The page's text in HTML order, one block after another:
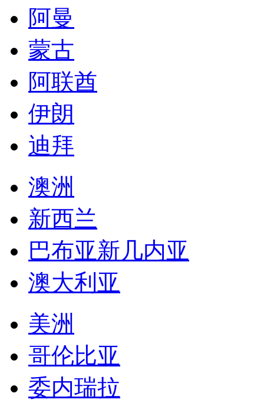
阿曼
蒙古
阿联酋
伊朗
迪拜
澳洲
新西兰
巴布亚新几内亚
澳大利亚
美洲
哥伦比亚
委内瑞拉